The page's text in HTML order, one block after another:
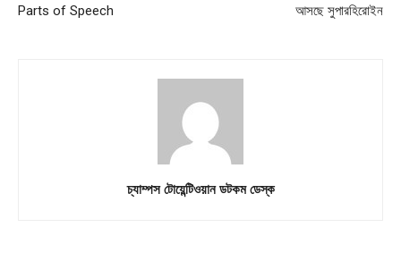
Parts of Speech আসছে সুপারহিরোইন
চ্যাম্পস টোয়েন্টিওয়ান ডটকম ডেস্ক